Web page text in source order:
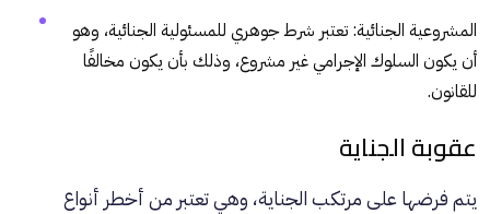
المشروعية الجنائية: تعتبر شرط جوهري للمسئولية الجنائية، وهو
أن يكون السلوك الإجرامي غير مشروع، وذلك بأن يكون مخالفًا
للقانون.
عقوبة الجناية
يتم فرضها على مرتكب الجناية، وهي تعتبر من أخطر أنواع